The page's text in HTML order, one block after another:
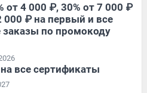
от 4 000 ₽, 30% от 7 000 ₽
000 ₽ на первый и все
по промокоду
все сертификаты